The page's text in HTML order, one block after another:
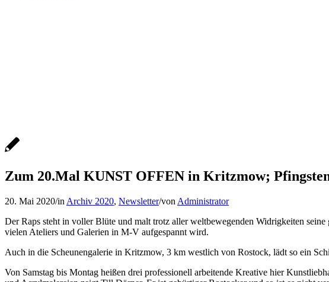
Zum 20.Mal KUNST OFFEN in Kritzmow; Pfingsten
20. Mai 2020/in Archiv 2020, Newsletter/von Administrator
Der Raps steht in voller Blüte und malt trotz aller weltbewegenden Widrigkeiten
vielen Ateliers und Galerien in M-V aufgespannt wird.
Auch in die Scheunengalerie in Kritzmow, 3 km westlich von Rostock, lädt so ein
Von Samstag bis Montag heißen drei professionell arbeitende Kreative hier